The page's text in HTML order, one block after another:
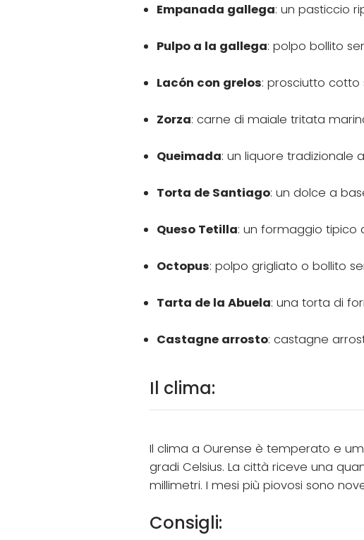
Empanada gallega: un pasticcio
Pulpo a la gallega: polpo bollito
Lacón con grelos: prosciutto cotto
Zorza: carne di maiale tritata
Queimada: un liquore tradizionale
Torta de Santiago: un dolce a
Queso Tetilla: un formaggio tipico
Octopus: polpo grigliato o bollito
Tarta de la Abuela: una torta di
Castagne arrosto: castagne
Il clima:
Il clima a Ourense è temperato e
gradi Celsius. La città riceve una
millimetri. I mesi più piovosi sono
Consigli: